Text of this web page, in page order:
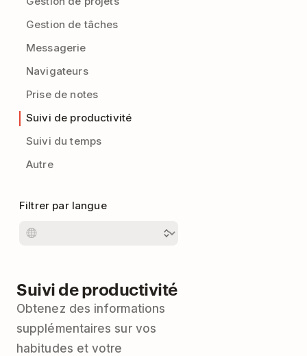
Gestion de tâches
Messagerie
Navigateurs
Prise de notes
Suivi de productivité
Suivi du temps
Autre
Filtrer par langue
Suivi de productivité
Obtenez des informations
supplémentaires sur vos
habitudes et votre